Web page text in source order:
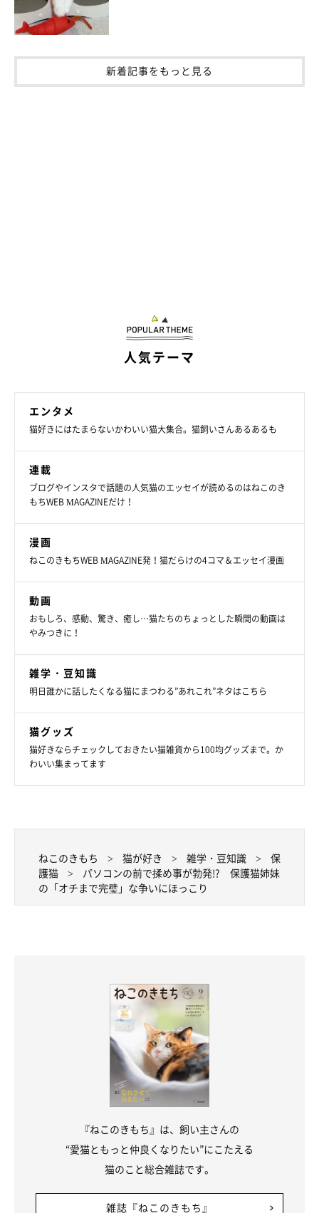
新着記事をもっと見る
人気テーマ
エンタメ
猫好きにはたまらないかわいい猫大集合。猫飼いさんあるあるも
連載
ブログやインスタで話題の人気猫のエッセイが読めるのはねこのき
もちWEB MAGAZINEだけ！
漫画
ねこのきもちWEB MAGAZINE発！猫だらけの4コマ＆エッセイ漫画
動画
おもしろ、感動、驚き、癒し…猫たちのちょっとした瞬間の動画は
やみつきに！
雑学・豆知識
明日誰かに話したくなる猫にまつわる”あれこれ”ネタはこちら
猫グッズ
猫好きならチェックしておきたい猫雑貨から100均グッズまで。か
わいい集まってます
ねこのきもち 猫が好き 雑学・豆知識
保
護猫
パソコンの前で揉め事が勃発!? 保護猫姉妹
の「オチまで完璧」な争いにほっこり
『ねこのきもち』は、飼い主さんの
“愛猫ともっと仲良くなりたい”にこたえる
猫のこと総合雑誌です。
雑誌『ねこのきもち』